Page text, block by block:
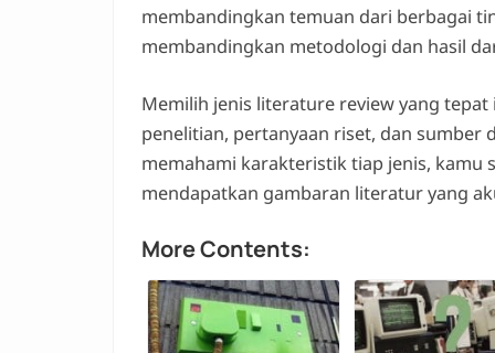
membandingkan temuan dari berbagai
membandingkan metodologi dan hasil
Memilih jenis literature review yang
penelitian, pertanyaan riset, dan sumber
memahami karakteristik tiap jenis, kamu
mendapatkan gambaran literatur yang
More Contents: